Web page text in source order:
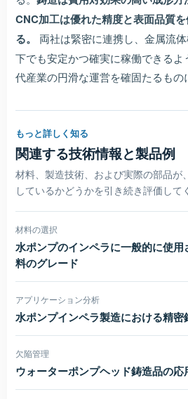
CNC加工は優れた精度と表面品質
る。
両社は緊密に連携し、金属流
下でも安定かつ確実に稼働できるよ
代産業の円滑な運営を確固たるもの
もっと詳しく知る
関連する技術情報と製品例
材料、製造技術、および実際の部品が
しているかどうかを引き続き評価して
材料の選択
水ポンプのインペラに一般的に使
料のグレード
アプリケーション分析
水ポンプインペラ製造における精密
欠陥管理
ウォーターポンプヘッド鋳造品の応